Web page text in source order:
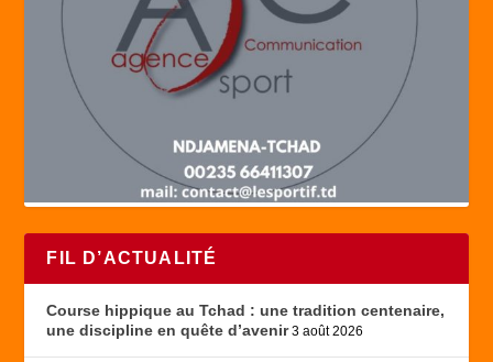
FIL D’ACTUALITÉ
Course hippique au Tchad : une tradition centenaire,
une discipline en quête d’avenir 3 août 2026